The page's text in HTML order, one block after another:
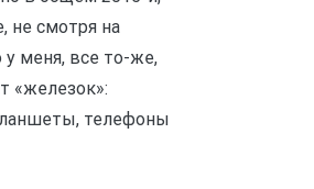
не смотря на
у меня, все то-же,
«железок»:
телефоны